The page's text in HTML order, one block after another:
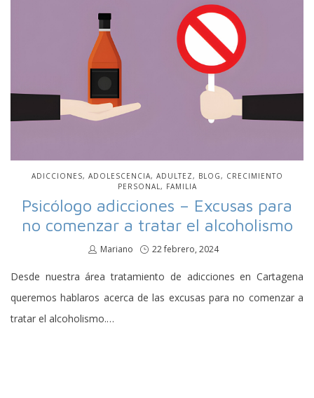
PUBLICADO
ADICCIONES ADOLESCENCIA ADULTEZ BLOG
CRECIMIENTO
PERSONAL
FAMILIA
Psicólogo adicciones – Excusas para
no comenzar a tratar el alcoholismo
por
Mariano
Publicado
22 febrero, 2024
Desde nuestra área tratamiento de adicciones en Cartagena
queremos hablaros acerca de las excusas para no comenzar a
tratar el alcoholismo.…